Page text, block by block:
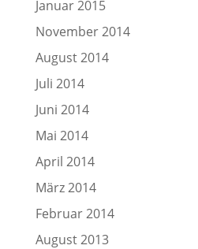
Januar 2015
November 2014
August 2014
Juli 2014
Juni 2014
Mai 2014
April 2014
März 2014
Februar 2014
August 2013